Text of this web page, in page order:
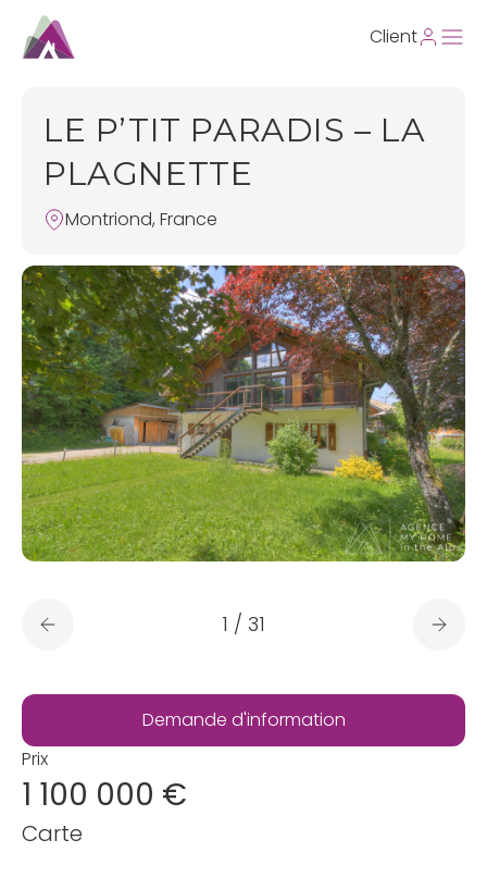
Client
LE P’TIT PARADIS – LA
PLAGNETTE
Montriond, France
1 / 31
Demande d'information
Prix
1 100 000 €
Carte